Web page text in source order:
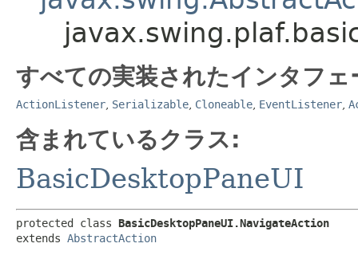
すべての実装されたインタフ
ActionListener Serializable Cloneable EventListener
含まれているクラス:
BasicDesktopPaneUI
protected class BasicDesktopPaneUI.NavigateAction
extends AbstractAction